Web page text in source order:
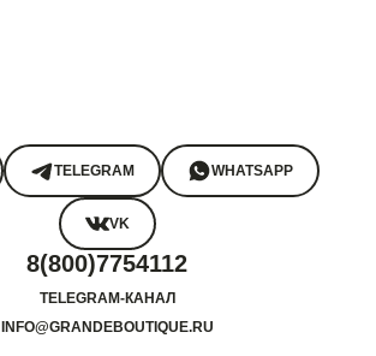
TELEGRAM WHATSAPP
VK
8(800)7754112
TELEGRAM-КАНАЛ
INFO@GRANDEBOUTIQUE.RU